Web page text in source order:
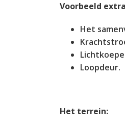
Voorbeeld
Het
Loopdeur.
Het terrein: